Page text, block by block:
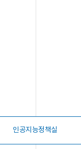
인공지능정책실